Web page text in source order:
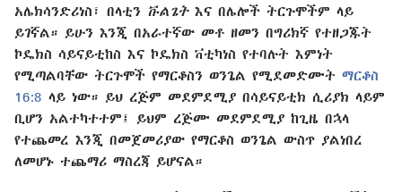
አሌክሳንድሪነስ፣ በላቲን ቩልጌት እና በሌሎች ትርጉሞችም ላይ
ይገኛል። ይሁን እንጂ በአራተኛው መቶ ዘመን በግሪክኛ የተዘጋጁት
ኮዴክስ ሳይናይቲከስ እና ኮዴክስ ቫቲካነስ የተባሉት እምነት
የሚጣልባቸው ትርጉሞች የማርቆስን ወንጌል የሚደመድሙት ማርቆስ
16:8 ላይ ነው። ይህ ረጅም መደምደሚያ በሳይናይቲክ ሲሪያክ ላይም
ቢሆን አልተካተተም፤ ይህም ረጅሙ መደምደሚያ ከጊዜ በኋላ
የተጨመረ እንጂ በመጀመሪያው የማርቆስ ወንጌል ውስጥ ያልነበረ
ለመሆኑ ተጨማሪ ማስረጃ ይሆናል።